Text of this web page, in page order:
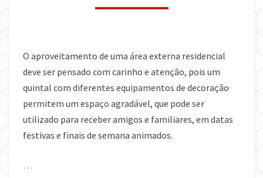
O aproveitamento de uma área externa residencial
deve ser pensado com carinho e atenção, pois um
quintal com diferentes equipamentos de decoração
permitem um espaço agradável, que pode ser
utilizado para receber amigos e familiares, em datas
festivas e finais de semana animados.
…